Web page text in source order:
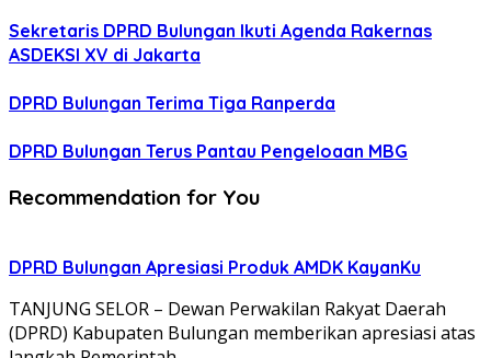
Sekretaris DPRD Bulungan Ikuti Agenda Rakernas
ASDEKSI XV di Jakarta
DPRD Bulungan Terima Tiga Ranperda
DPRD Bulungan Terus Pantau Pengeloaan MBG
Recommendation for You
DPRD Bulungan Apresiasi Produk AMDK KayanKu
TANJUNG SELOR – Dewan Perwakilan Rakyat Daerah
(DPRD) Kabupaten Bulungan memberikan apresiasi atas